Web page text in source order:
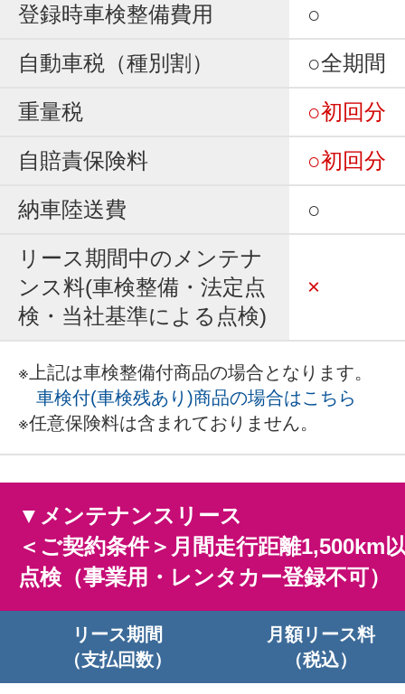
登録時車検整備費用
○
自動車税（種別割）
○全期間
重量税
○初回分
自賠責保険料
○初回分
納車陸送費
○
リース期間中のメンテナ
ンス料(車検整備・法定点
検・当社基準による点検)
×
※上記は車検整備付商品の場合となります。
車検付(車検残あり)商品の場合はこちら
※任意保険料は含まれておりません。
▼メンテナンスリース
＜ご契約条件＞月間走行距離1,500km
点検（事業用・レンタカー登録不可）
リース期間
（支払回数）
月額リース料
（税込）